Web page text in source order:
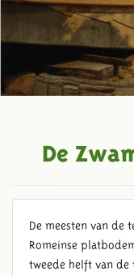
De
De meesten van de
Romeinse
tweede helft van de